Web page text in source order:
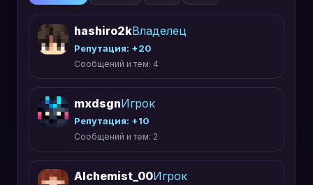
hashiro2kВладелец
Репутация: +20
Сообщений и тем: 4
mxdsgnИгрок
Репутация: +10
Сообщений и тем: 2
Alchemist_00Игрок